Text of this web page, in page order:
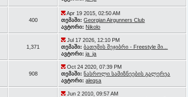
400
Apr 19 2015, 02:50 AM
თემაში: Georgian Airgunners Club
ავტორი: Nikolo
1,371
Jul 17 2026, 12:10 PM
თემაში: ბათუმის შეჯიბრი - Freestyle მი...
ავტორი: ja_ja
908
Oct 24 2020, 07:39 PM
თემაში: ნასროლი სამიზნეების გალერეა
ავტორი: aleqsa
Jun 2 2010, 09:57 AM